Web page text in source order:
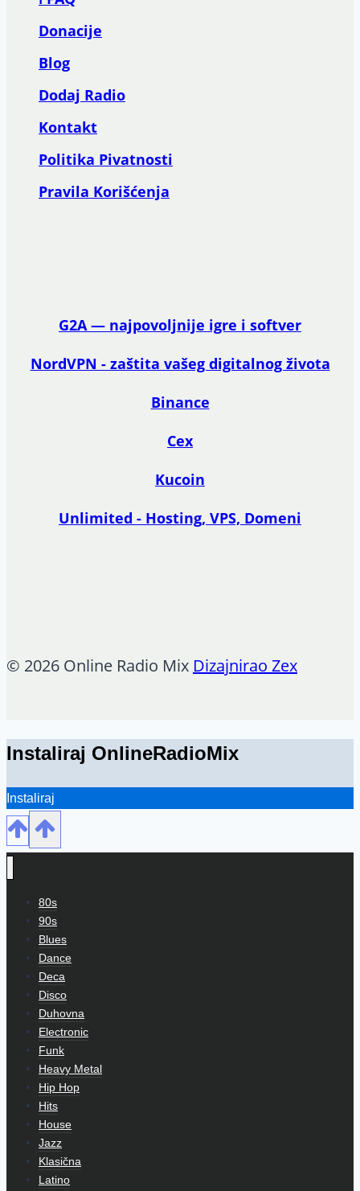
Donacije
Blog
Dodaj Radio
Kontakt
Politika Pivatnosti
Pravila Korišćenja
G2A — najpovoljnije igre i softver
NordVPN - zaštita vašeg digitalnog života
Binance
Cex
Kucoin
Unlimited - Hosting, VPS, Domeni
© 2026 Online Radio Mix Dizajnirao Zex
Instaliraj OnlineRadioMix
Instaliraj
80s
90s
Blues
Dance
Deca
Disco
Duhovna
Electronic
Funk
Heavy Metal
Hip Hop
Hits
House
Jazz
Klasična
Latino